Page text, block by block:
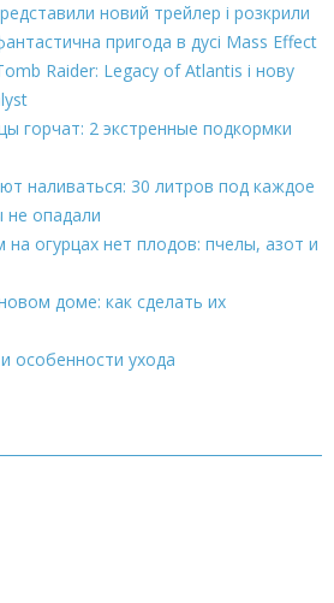
новий трейлер і розкрили
пригода в дусі Mass Effect
Raider: Legacy of Atlantis і нову
горчат: 2 экстренные подкормки
наливаться: 30 литров под каждое
опадали
огурцах нет плодов: пчелы, азот и
доме: как сделать их
особенности ухода